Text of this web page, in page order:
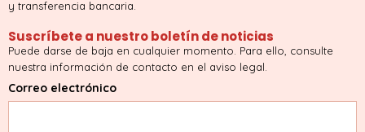
y transferencia bancaria.
Suscríbete a nuestro boletín de noticias
Puede darse de baja en cualquier momento. Para ello, consulte
nuestra información de contacto en el aviso legal.
Correo electrónico